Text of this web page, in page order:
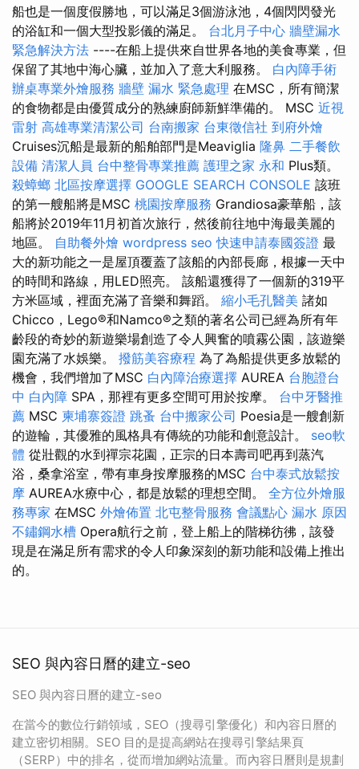
船也是一個度假勝地，可以滿足3個游泳池，4個閃閃發光
的浴缸和一個大型投影儀的滿足。 台北月子中心 牆壁漏水
緊急解決方法 ----在船上提供來自世界各地的美食專業，但
保留了其地中海心臟，並加入了意大利服務。 白內障手術
辦桌專業外燴服務 牆壁 漏水 緊急處理 在MSC，所有簡潔
的食物都是由優質成分的熟練廚師新鮮準備的。 MSC 近視
雷射 高雄專業清潔公司 台南搬家 台東徵信社 到府外燴
Cruises沉船是最新的船舶部門是Meaviglia 隆鼻 二手餐飲
設備 清潔人員 台中整骨專業推薦 護理之家 永和 Plus類。
殺蟑螂 北區按摩選擇 GOOGLE SEARCH CONSOLE 該班
的第一艘船將是MSC 桃園按摩服務 Grandiosa豪華船，該
船將於2019年11月初首次旅行，然後前往地中海最美麗的
地區。 自助餐外燴 wordpress seo 快速申請泰國簽證 最
大的新功能之一是屋頂覆蓋了該船的內部長廊，根據一天中
的時間和路線，用LED照亮。 該船還獲得了一個新的319平
方米區域，裡面充滿了音樂和舞蹈。 縮小毛孔醫美 諸如
Chicco，Lego®和Namco®之類的著名公司已經為所有年
齡段的奇妙的新遊樂場創造了令人興奮的噴霧公園，該遊樂
園充滿了水娛樂。 撥筋美容療程 為了為船提供更多放鬆的
機會，我們增加了MSC 白內障治療選擇 AUREA 台胞證台
中 白內障 SPA，那裡有更多空間可用於按摩。 台中牙醫推
薦 MSC 柬埔寨簽證 跳蚤 台中搬家公司 Poesia是一艘創新
的遊輪，其優雅的風格具有傳統的功能和創意設計。 seo軟
體 從壯觀的水到禪宗花園，正宗的日本壽司吧再到蒸汽
浴，桑拿浴室，帶有車身按摩服務的MSC 台中泰式放鬆按
摩 AUREA水療中心，都是放鬆的理想空間。 全方位外燴服
務專家 在MSC 外燴佈置 北屯整骨服務 會議點心 漏水 原因
不鏽鋼水槽 Opera航行之前，登上船上的階梯彷彿，該發
現是在滿足所有需求的令人印象深刻的新功能和設備上推出
的。
SEO 與內容日曆的建立-seo
SEO 與內容日曆的建立-seo
在當今的數位行銷領域，SEO（搜尋引擎優化）和內容日曆的
建立密切相關。SEO 目的是提高網站在搜尋引擎結果頁
（SERP）中的排名，從而增加網站流量。而內容日曆則是規劃